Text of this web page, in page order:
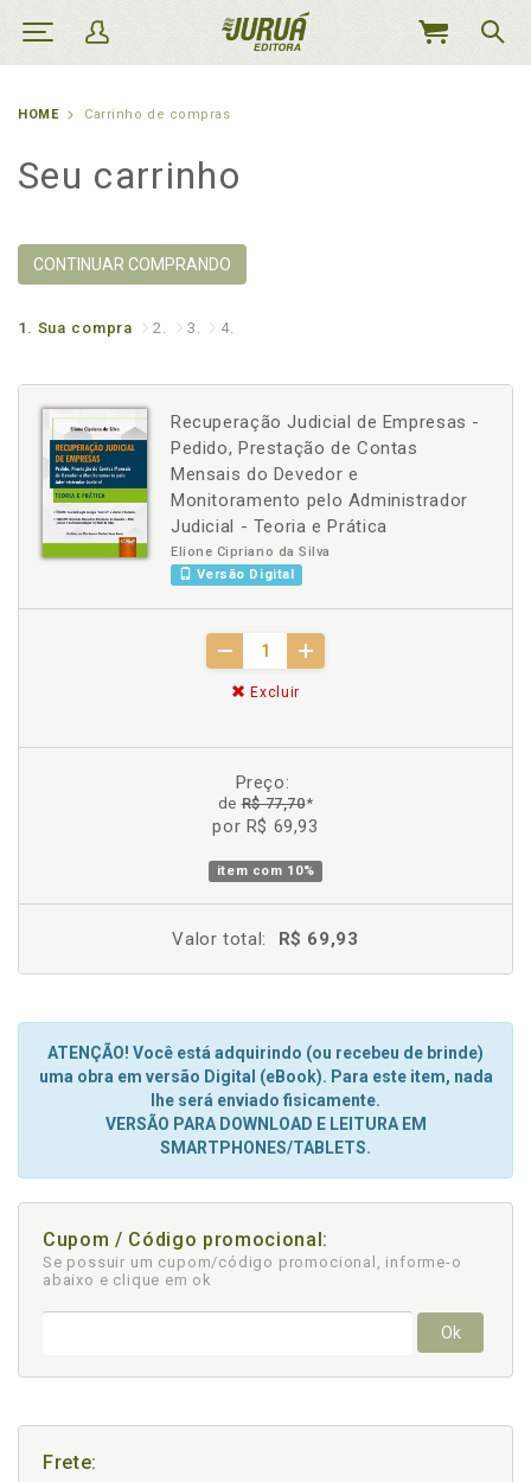
MEU
HOME Carrinho de compras
Seu carrinho
CONTINUAR COMPRANDO
1. Sua compra 2. 3. 4.
Recuperação Judicial de Empresas -
Pedido, Prestação de Contas
Mensais do Devedor e
Monitoramento pelo Administrador
Judicial - Teoria e Prática
Elione Cipriano da Silva
Versão Digital
Excluir
Preço:
deR$ 77,70*
por R$ 69,93
item com 10%
Valor total: R$ 69,93
ATENÇÃO! Você está adquirindo (ou recebeu de brinde)
uma obra em versão Digital (eBook). Para este item, nada
lhe será enviado fisicamente.
VERSÃO PARA DOWNLOAD E LEITURA EM
SMARTPHONES/TABLETS.
Cupom / Código promocional:
Se possuir um cupom/código promocional, informe-o
abaixo e clique em ok
Ok
Frete: